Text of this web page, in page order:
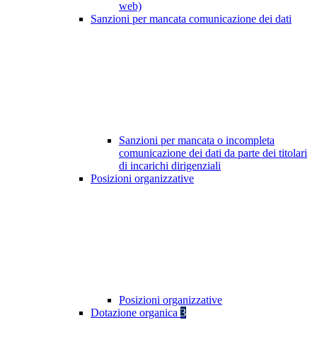
web)
Sanzioni per mancata comunicazione dei dati
Sanzioni per mancata o incompleta
comunicazione dei dati da parte dei titolari
di incarichi dirigenziali
Posizioni organizzative
Posizioni organizzative
Dotazione organica 3